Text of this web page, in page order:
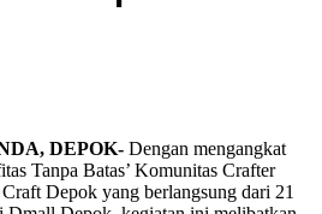
DEPOK- Dengan mengangkat
Tanpa Batas’ Komunitas Crafter
Depok yang berlangsung dari 21